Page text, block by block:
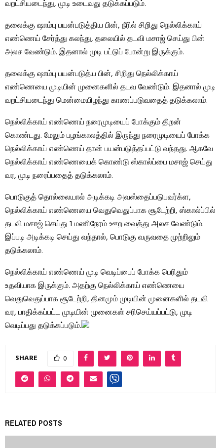
வறட்சியடைந்து, முடி உடைவது தடுக்கப்படும்.
தலைக்கு ஷாம்பு பயன்படுத்திய பின், நீரில் சிறிது நெல்லிக்காய்
எண்ணெய் சேர்த்து கலந்து, தலையில் தடவி மசாஜ் செய்து பின்
அலச வேண்டும். இதனால் முடி பட்டுப் போன்று இருக்கும்.
தலைக்கு ஷாம்பு பயன்படுத்ய பின், சிறிது நெல்லிக்காய்
எண்ணெயை முடியின் முனைகளில் தடவ வேண்டும். இதனால் முடி
வறட்சியடைந்து மென்மையிழந்து காணப்படுவதைத் தடுக்கலாம்.
நெல்லிக்காய் எண்ணெய் நரைமுடியைப் போக்கும் திறன்
கொண்டது. மேலும் பழங்காலத்தில் இருந்து நரைமுடியைப் போக்க
நெல்லிக்காய் எண்ணெய் தான் பயன்படுத்தப்பட்டு வந்தது. ஆகவே
நெல்லிக்காய் எண்ணெயைக் கொண்டு ஸ்கால்ப்பை மசாஜ் செய்து
வர, முடி நரைப்பதைத் தடுக்கலாம்.
பொடுகுத் தொல்லையால் அடிக்கடி அவஸ்தைப்படுபவர்க்ள,
நெல்லிக்காய் எண்ணெயை வெதுவெதுப்பாக சூடேற்றி, ஸ்கால்ப்பில்
தடவி மசாஜ் செய்து 1 மணிநேரம் ஊற வைத்து அலச வேண்டும்.
இப்படி அடிக்கடி செய்து வந்தால், பொடுகு வருவதை முற்றிலும்
தடுக்கலாம்.
நெல்லிக்காய் எண்ணெய் முடி வெடிப்பைப் போக்க பெரிதும்
உதவியாக இருக்கும். அதற்கு நெல்லிக்காய் எண்ணெயை
வெதுவெதுப்பாக சூடேற்றி, தினமும் முடியின் முனைகளில் தடவி
வர, பாதிக்கப்பட்ட முடியின் முனைகள் சரிசெய்யப்பட்டு, முடி
வெடிப்பது தடுக்கப்படும்.
SHARE 0
RELATED POSTS